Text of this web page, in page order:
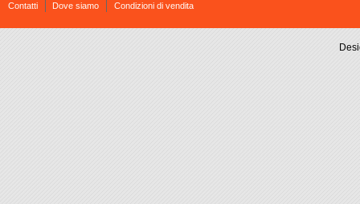
Contatti Dove siamo Condizioni di vendita